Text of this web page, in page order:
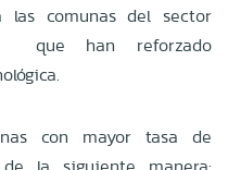
las comunas del sector
que han reforzado
con mayor tasa de